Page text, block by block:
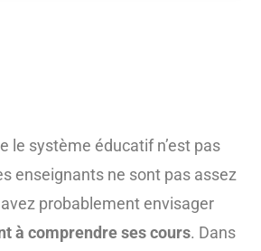
le système éducatif n’est pas
enseignants ne sont pas assez
probablement envisager
à comprendre ses cours. Dans